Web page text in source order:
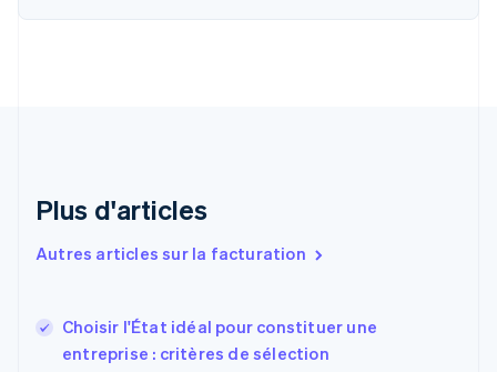
Plus d'articles
Autres articles sur la facturation
Choisir l'État idéal pour constituer une
entreprise : critères de sélection
Español English
English
Finlande
EnglishSvenska